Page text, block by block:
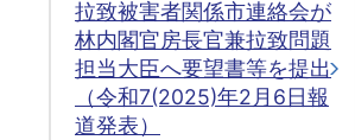
拉致被害者関係市連絡会が
林内閣官房長官兼拉致問題
担当大臣へ要望書等を提出
（令和7(2025)年2月6日報
道発表）